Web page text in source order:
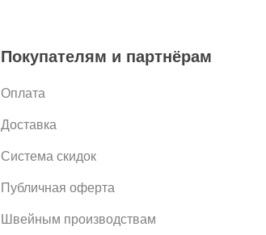
Покупателям и партнёрам
Оплата
Доставка
Система скидок
Публичная оферта
Швейным производствам